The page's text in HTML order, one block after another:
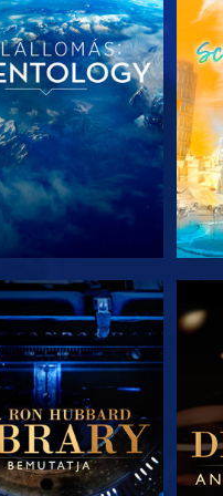
RÉSZEI